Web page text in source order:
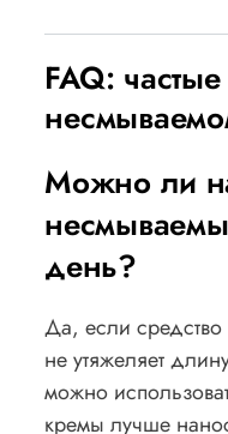
FAQ:
Можно ли
день?
Да, если
не утяжеляет
можно
кремы лучше